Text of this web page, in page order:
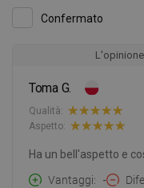
Confermato
Toma G.
Qualità:
Aspetto:
Ha un bell'aspetto e
Vantaggi
-